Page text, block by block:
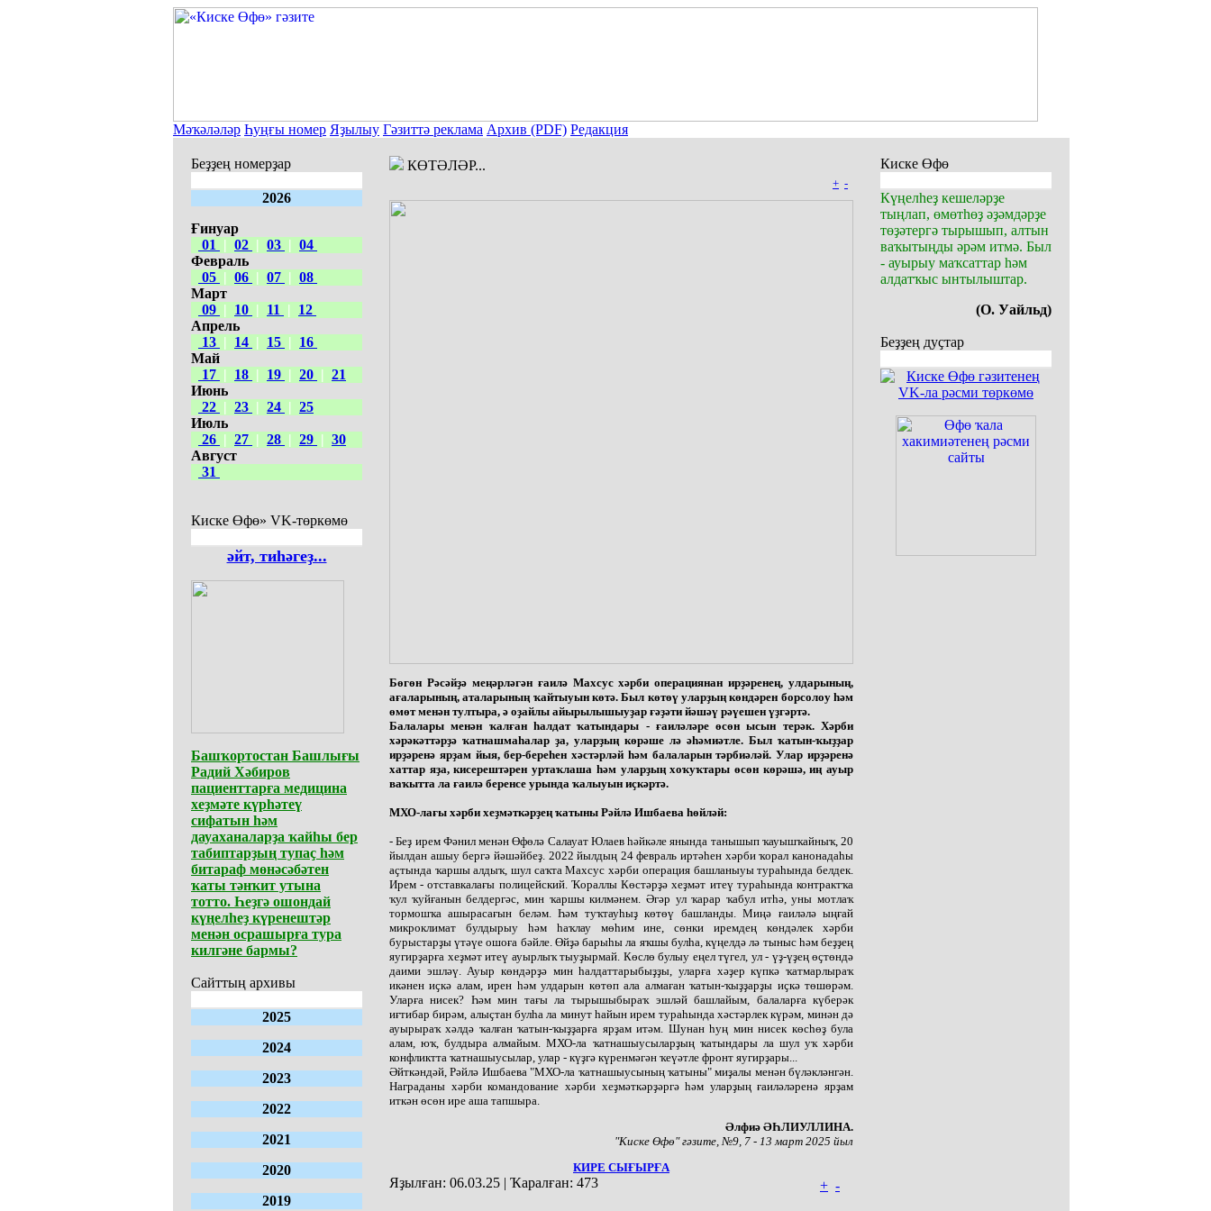
Мәҡәләләр Һуңғы номер Яҙылыу Гәзиттә реклама Архив (PDF) Редакция
Беҙҙең номерҙар
2026
Ғинуар
01
| 02 | 03 | 04
Февраль
05 | 06 | 07 | 08
Март
09 | 10 | 11 |
12
Апрель
13 | 14 | 15 |
16
Май
17 | 18 | 19 | 20 | 21
Июнь
22 | 23 | 24 | 25
Июль
26 | 27 | 28 | 29 | 30
Август
31
Киске Өфө» VK-төркөмө
әйт, тиһәгеҙ...
Башҡортостан Башлығы
Радий Хәбиров
пациенттарға медицина
хеҙмәте күрһәтеү
сифатын һәм
дауаханаларҙа ҡайһы бер
табиптарҙың тупаҫ һәм
битараф мөнәсәбәтен
ҡаты тәнҡит утына
тотто. Һеҙгә ошондай
күңелһеҙ күренештәр
менән осрашырға тура
килгәне бармы?
Сайттың архивы
2025
2024
2023
2022
2021
2020
2019
КӨТӘЛӘР...
+ -
Бөгөн Рәсәйҙә меңәрләгән ғаилә Махсус хәрби операциянан ирҙәренең, улдарының,
ағаларының, аталарының ҡайтыуын көтә. Был көтөү уларҙың көндәрен борсолоу һәм
өмөт менән тултыра, ә оҙайлы айырылышыуҙар ғәҙәти йәшәү рәүешен үҙгәртә.
Балалары менән ҡалған һалдат ҡатындары - ғаиләләре өсөн ысын терәк. Хәрби
хәрәкәттәрҙә ҡатнашмаһалар ҙа, уларҙың көрәше лә әһәмиәтле. Был ҡатын-ҡыҙҙар
ирҙәренә ярҙам йыя, бер-береһен хәстәрләй һәм балаларын тәрбиәләй. Улар ирҙәренә
хаттар яҙа, кисерештәрен уртаҡлаша һәм уларҙың хоҡуҡтары өсөн көрәшә, иң ауыр
ваҡытта ла ғаилә беренсе урында ҡалыуын иҫкәртә.
МХО-лағы хәрби хеҙмәткәрҙең ҡатыны Рәйлә Ишбаева һөйләй:
- Беҙ ирем Фәнил менән Өфөлә Салауат Юлаев һәйкәле янында танышып ҡауышҡайныҡ, 20
йылдан ашыу бергә йәшәйбеҙ. 2022 йылдың 24 февраль иртәһен хәрби ҡорал канонадаһы
аҫтында ҡаршы алдыҡ, шул саҡта Махсус хәрби операция башланыуы тураһында белдек.
Ирем - отставкалағы полицейский. Ҡораллы Көстәрҙә хеҙмәт итеү тураһында контрактҡа
ҡул ҡуйғанын белдергәс, мин ҡаршы килмәнем. Әгәр ул ҡарар ҡабул итһә, уны мотлаҡ
тормошҡа ашырасағын беләм. Һәм туҡтауһыҙ көтөү башланды. Миңә ғаиләлә ыңғай
микроклимат булдырыу һәм һаҡлау мөһим ине, сөнки иремдең көндәлек хәрби
бурыстарҙы үтәүе ошоға бәйле. Өйҙә барыһы ла яҡшы булһа, күңелдә лә тыныс һәм беҙҙең
яугирҙарға хеҙмәт итеү ауырлыҡ тыуҙырмай. Көслө булыу еңел түгел, ул - үҙ-үҙең өҫтөндә
даими эшләү. Ауыр көндәрҙә мин һалдаттарыбыҙҙы, уларға хәҙер күпкә ҡатмарлыраҡ
икәнен иҫкә алам, ирен һәм улдарын көтөп ала алмаған ҡатын-ҡыҙҙарҙы иҫкә төшөрәм.
Уларға нисек? Һәм мин тағы ла тырышыбыраҡ эшләй башлайым, балаларға күберәк
иғтибар бирәм, алыҫтан булһа ла минут һайын ирем тураһында хәстәрлек күрәм, минән дә
ауырыраҡ хәлдә ҡалған ҡатын-ҡыҙҙарға ярҙам итәм. Шунан һуң мин нисек көсһөҙ була
алам, юҡ, булдыра алмайым. МХО-ла ҡатнашыусыларҙың ҡатындары ла шул уҡ хәрби
конфликтта ҡатнашыусылар, улар - күҙгә күренмәгән ҡеүәтле фронт яугирҙары...
Әйткәндәй, Рәйлә Ишбаева "МХО-ла ҡатнашыусының ҡатыны" миҙалы менән бүләкләнгән.
Награданы хәрби командование хәрби хеҙмәткәрҙәргә һәм уларҙың ғаиләләренә ярҙам
иткән өсөн ире аша тапшыра.
Әлфиә ӘҺЛИУЛЛИНА.
"Киске Өфө" гәзите, №9, 7 - 13 март 2025 йыл
КИРЕ СЫҒЫРҒА
+ -
Яҙылған: 06.03.25 | Ҡаралған: 473
Киске Өфө
Күңелһеҙ кешеләрҙе
тыңлап, өмөтһөҙ әҙәмдәрҙе
төҙәтергә тырышып, алтын
ваҡытыңды әрәм итмә. Был
- ауырыу маҡсаттар һәм
алдатҡыс ынтылыштар.
(О. Уайльд)
Беҙҙең дуҫтар